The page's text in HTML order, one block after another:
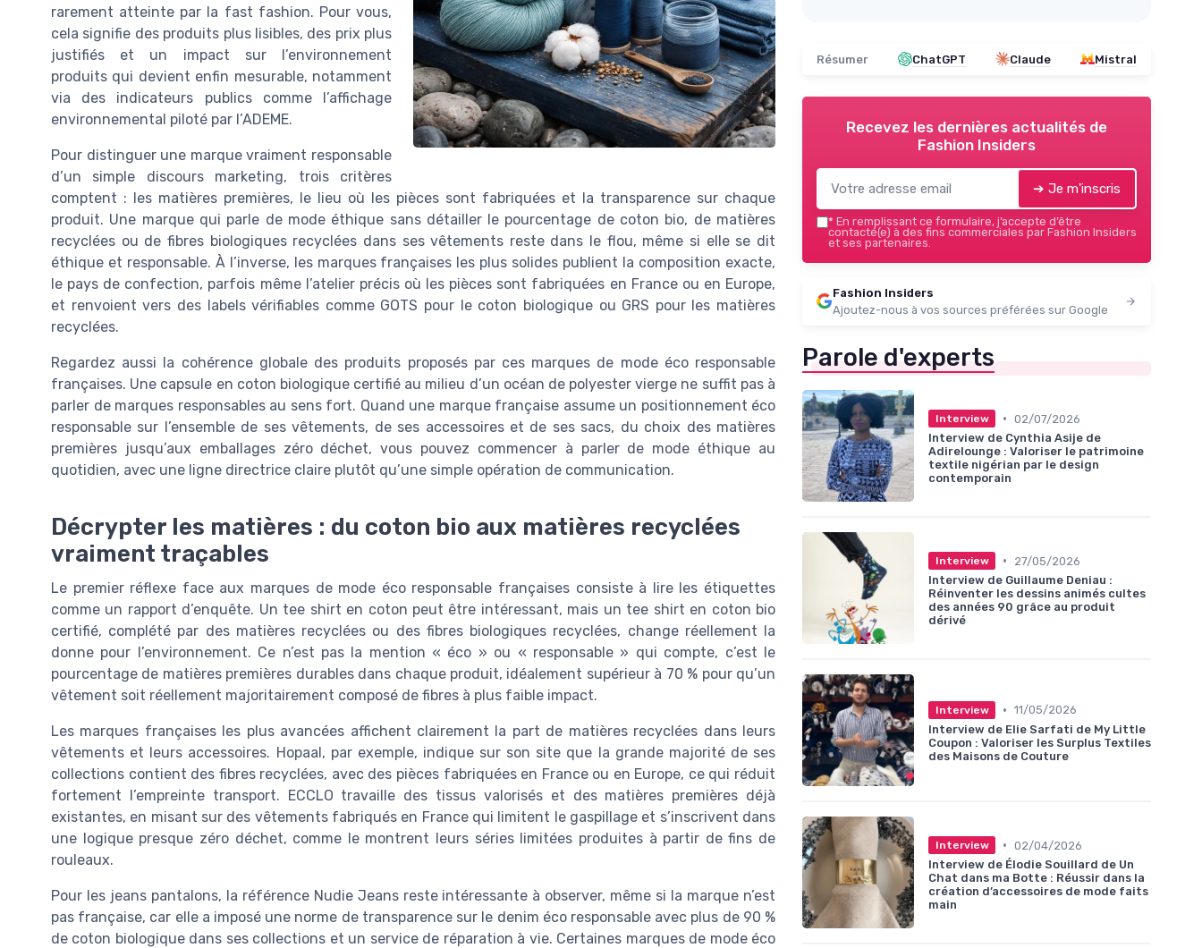
rarement atteinte par la fast fashion. Pour vous,
cela signifie des produits plus lisibles, des prix plus
justifiés et un impact sur l’environnement
produits qui devient enfin mesurable, notamment
via des indicateurs publics comme l’affichage
environnemental piloté par l’ADEME.
Pour distinguer une marque vraiment responsable
d’un simple discours marketing, trois critères
comptent : les matières premières, le lieu où les pièces sont fabriquées et la transparence sur chaque
produit. Une marque qui parle de mode éthique sans détailler le pourcentage de coton bio, de matières
recyclées ou de fibres biologiques recyclées dans ses vêtements reste dans le flou, même si elle se dit
éthique et responsable. À l’inverse, les marques françaises les plus solides publient la composition exacte,
le pays de confection, parfois même l’atelier précis où les pièces sont fabriquées en France ou en Europe,
et renvoient vers des labels vérifiables comme GOTS pour le coton biologique ou GRS pour les matières
recyclées.
Regardez aussi la cohérence globale des produits proposés par ces marques de mode éco responsable
françaises. Une capsule en coton biologique certifié au milieu d’un océan de polyester vierge ne suffit pas à
parler de marques responsables au sens fort. Quand une marque française assume un positionnement éco
responsable sur l’ensemble de ses vêtements, de ses accessoires et de ses sacs, du choix des matières
premières jusqu’aux emballages zéro déchet, vous pouvez commencer à parler de mode éthique au
quotidien, avec une ligne directrice claire plutôt qu’une simple opération de communication.
Décrypter les matières : du coton bio aux matières recyclées
vraiment traçables
Le premier réflexe face aux marques de mode éco responsable françaises consiste à lire les étiquettes
comme un rapport d’enquête. Un tee shirt en coton peut être intéressant, mais un tee shirt en coton bio
certifié, complété par des matières recyclées ou des fibres biologiques recyclées, change réellement la
donne pour l’environnement. Ce n’est pas la mention « éco » ou « responsable » qui compte, c’est le
pourcentage de matières premières durables dans chaque produit, idéalement supérieur à 70 % pour qu’un
vêtement soit réellement majoritairement composé de fibres à plus faible impact.
Les marques françaises les plus avancées affichent clairement la part de matières recyclées dans leurs
vêtements et leurs accessoires. Hopaal, par exemple, indique sur son site que la grande majorité de ses
collections contient des fibres recyclées, avec des pièces fabriquées en France ou en Europe, ce qui réduit
fortement l’empreinte transport. ECCLO travaille des tissus valorisés et des matières premières déjà
existantes, en misant sur des vêtements fabriqués en France qui limitent le gaspillage et s’inscrivent dans
une logique presque zéro déchet, comme le montrent leurs séries limitées produites à partir de fins de
rouleaux.
Pour les jeans pantalons, la référence Nudie Jeans reste intéressante à observer, même si la marque n’est
pas française, car elle a imposé une norme de transparence sur le denim éco responsable avec plus de 90 %
de coton biologique dans ses collections et un service de réparation à vie. Certaines marques de mode éco
Résumer ChatGPT Claude Mistral
Recevez les dernières actualités de
Fashion Insiders
➔ Je m'inscris
* En remplissant ce formulaire, j’accepte d’être
contacté(e) à des fins commerciales par Fashion Insiders
et ses partenaires.
Fashion Insiders
Ajoutez-nous à vos sources préférées sur Google
Parole d'experts
Interview • 02/07/2026
Interview de Cynthia Asije de
Adirelounge : Valoriser le patrimoine
textile nigérian par le design
contemporain
Interview •
27/05/2026
Interview de Guillaume Deniau :
Réinventer les dessins animés cultes
des années 90 grâce au produit
dérivé
Interview • 11/05/2026
Interview de Elie Sarfati de My Little
Coupon : Valoriser les Surplus Textiles
des Maisons de Couture
Interview • 02/04/2026
Interview de Élodie Souillard de Un
Chat dans ma Botte : Réussir dans la
création d’accessoires de mode faits
main